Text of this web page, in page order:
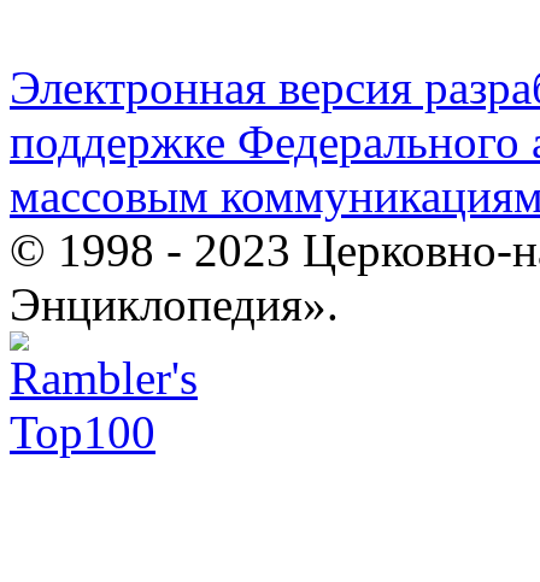
Электронная версия
поддержке Федерального
массовым
© 1998 - 2023 Церковно-
Энциклопедия».